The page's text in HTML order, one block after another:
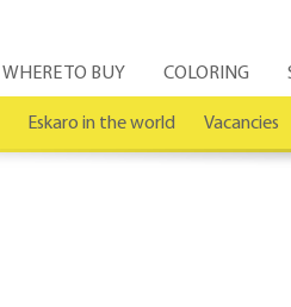
WHERE TO BUY COLORING
Eskaro in the world Vacancies